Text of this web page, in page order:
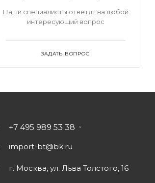
Наши специалисты ответят на любой
интересующий вопрос
ЗАДАТЬ ВОПРОС
+7 495 989 53 38
import-bt@bk.ru
г. Москва, ул. Льва Толстого, 16